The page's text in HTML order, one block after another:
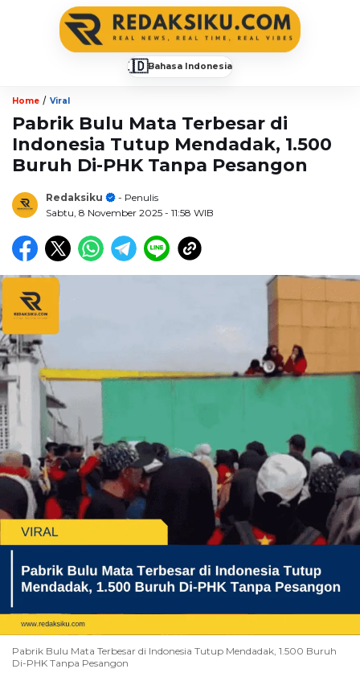
🇮🇩Bahasa Indonesia
Home / Viral
Pabrik Bulu Mata Terbesar di
Indonesia Tutup Mendadak, 1.500
Buruh Di-PHK Tanpa Pesangon
Redaksiku
- Penulis
Sabtu, 8 November 2025 - 11:58 WIB
Pabrik Bulu Mata Terbesar di Indonesia Tutup Mendadak, 1.500 Buruh
Di-PHK Tanpa Pesangon